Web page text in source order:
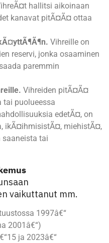
hallitsi aikoinaan
kanavat pitÃ¤Ã¤ ottaa
Vihreille on
reservi, jonka osaaminen
paremmin
Vihreiden pitÃ¤Ã¤
tai puolueessa
edetÃ¤, on
ikÃ¤ihmisistÃ¤, miehistÃ¤,
tai
vaikuttanut mm.
1997â€“
2001â€“)
ja 2023â€“